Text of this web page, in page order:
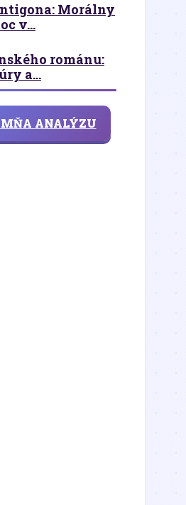
Morálny
v...
románu:
a...
ANALÝZU